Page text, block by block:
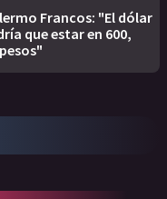
Francos: "El dólar
que estar en 600,